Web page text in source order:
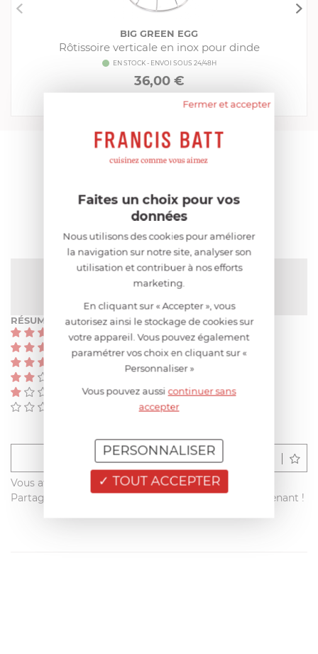
BIG GREEN EGG
Rôtissoire verticale en inox pour dinde
EN STOCK - ENVOI SOUS 24/48H
36,00 €
Comparer
AIDE AU CHOIX
AVIS CLIENT
NOTE MOYENNE
Pas encore de note
RÉSUMÉ
(0)
(0)
(0)
Déposer un avis
Vous avez acheté ce produit sur francisbatt.com ?
Partagez votre avis avec les autres clients dès maintenant !
Fermer et accepter
Faites un choix pour vos
données
Nous utilisons des cookies pour améliorer
la navigation sur notre site, analyser son
utilisation et contribuer à nos efforts
marketing.
En cliquant sur « Accepter », vous
autorisez ainsi le stockage de cookies sur
votre appareil. Vous pouvez également
paramétrer vos choix en cliquant sur «
Personnaliser »
Vous pouvez aussicontinuer sans
accepter
TOUT ACCEPTER
PERSONNALISER